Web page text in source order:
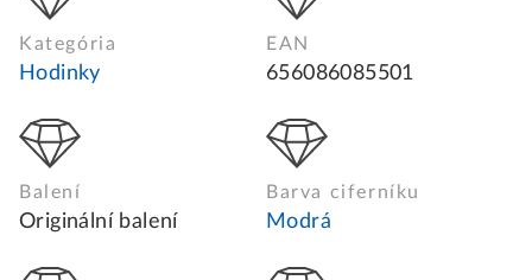
Kategória
Hodinky
EAN
656086085501
Balení
Originální balení
Barva ciferníku
Modrá